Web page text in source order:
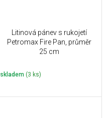
Litinová pánev s rukojetí
Petromax Fire Pan, průměr
25 cm
skladem (3 ks)